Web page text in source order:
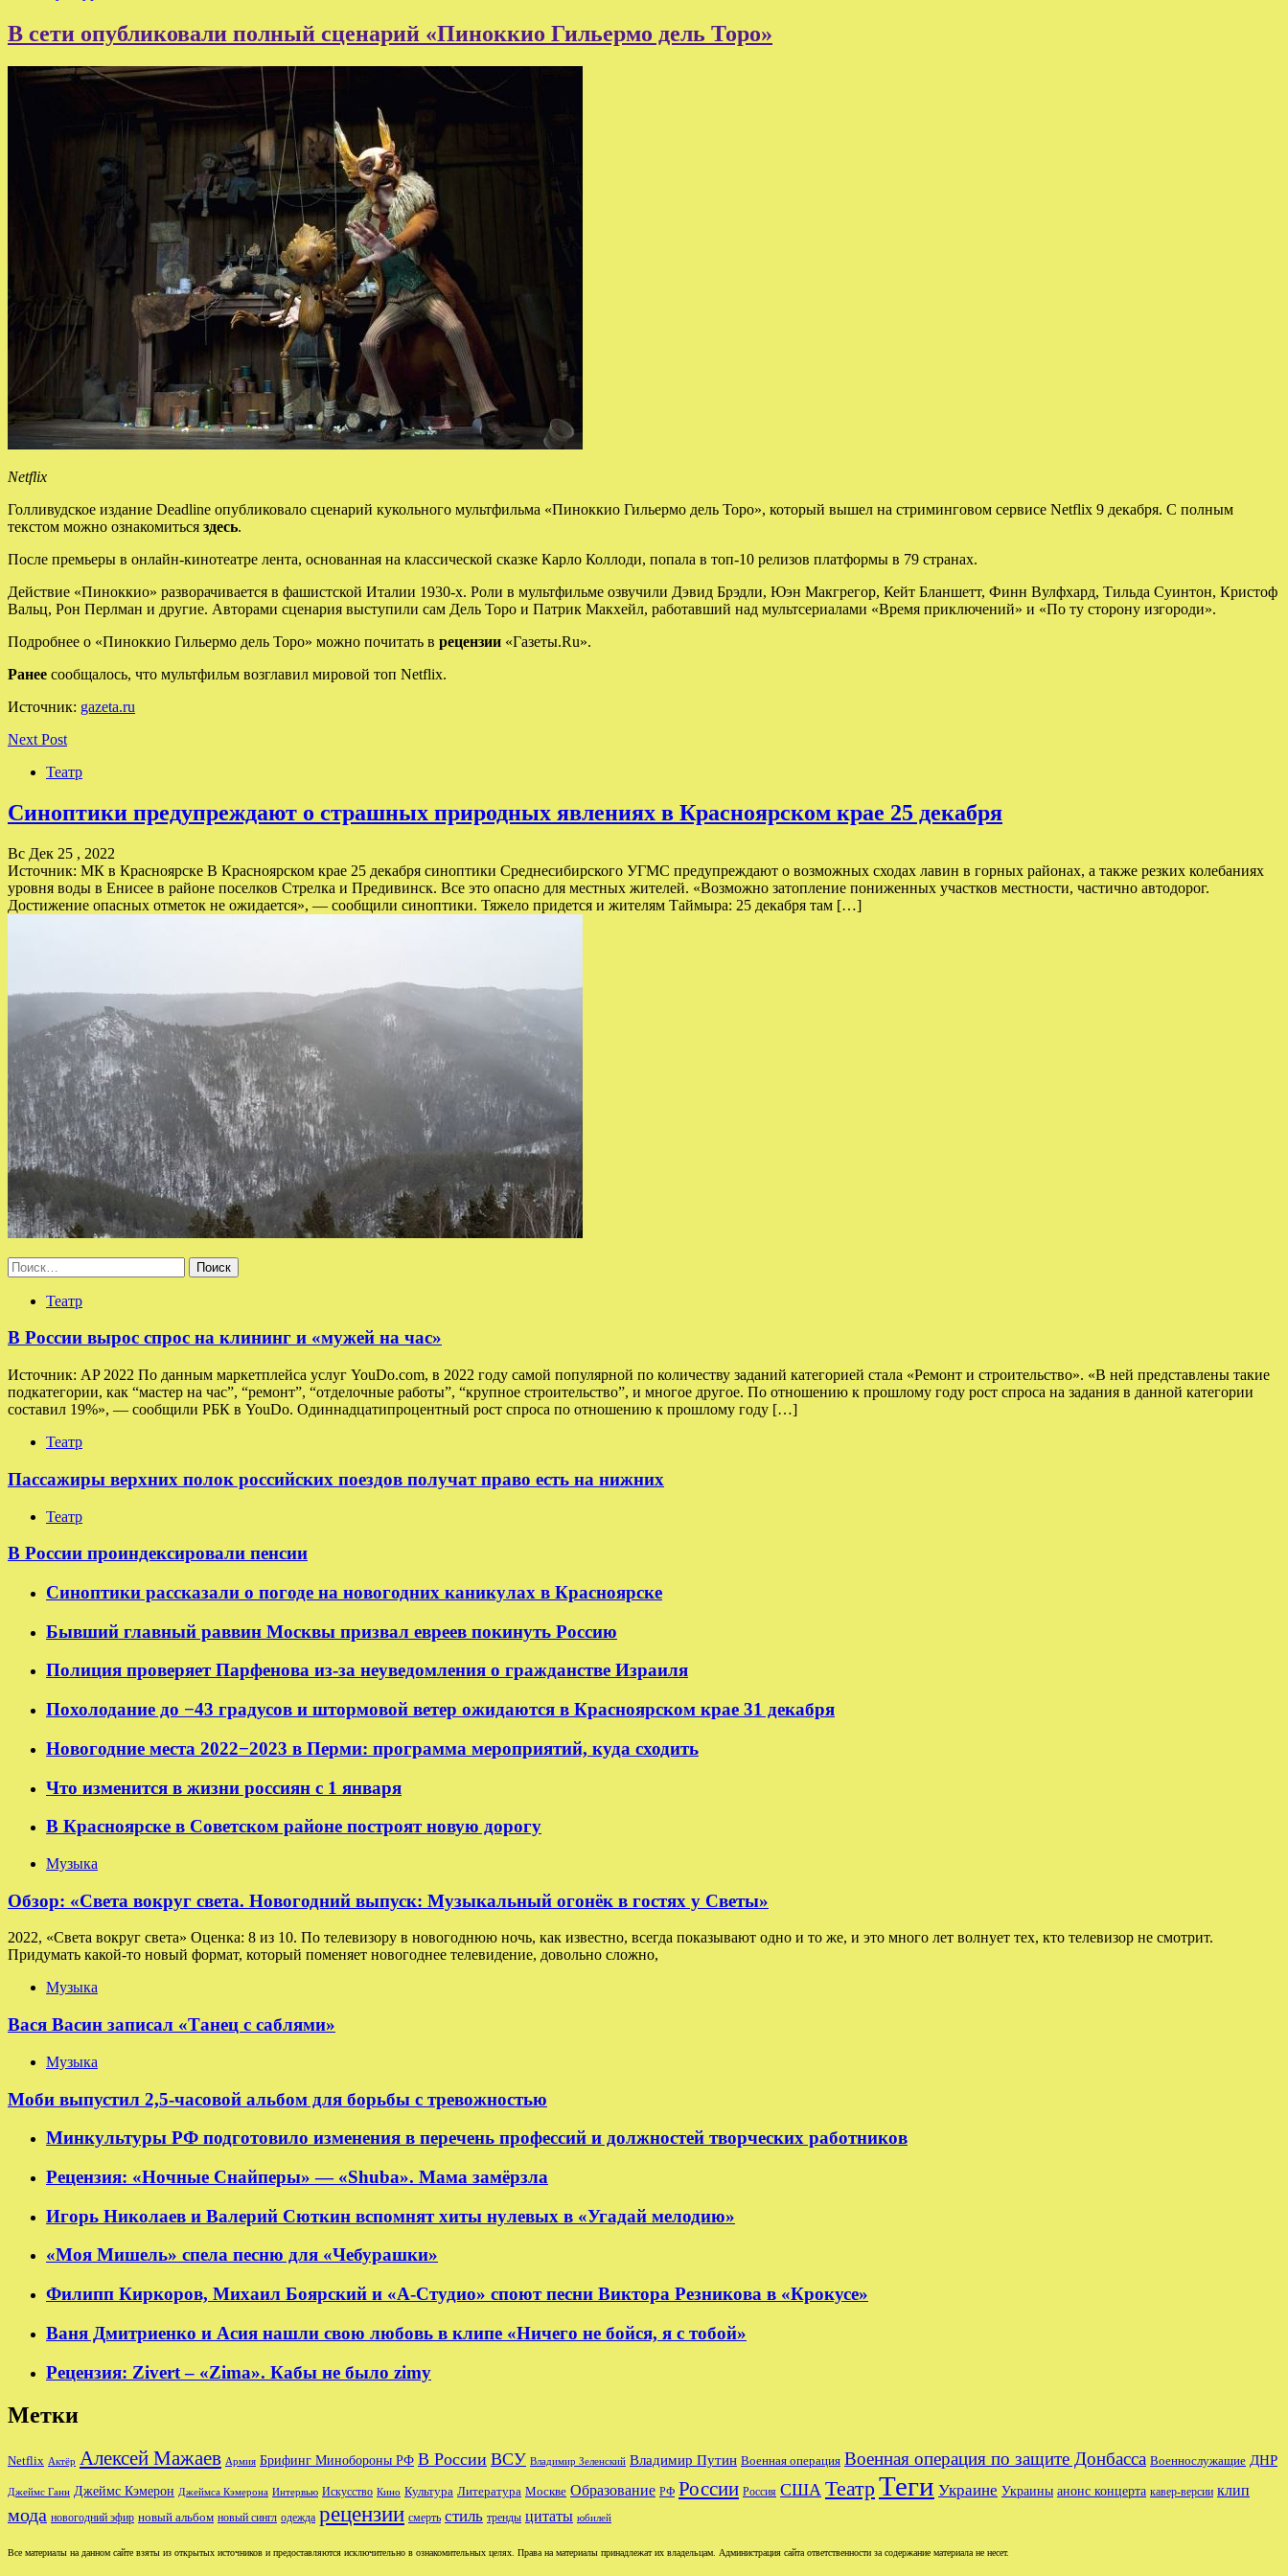
В сети опубликовали полный сценарий «Пиноккио Гильермо дель Торо»
Netflix
Голливудское издание Deadline опубликовало сценарий кукольного мультфильма «Пиноккио Гильермо дель Торо», который вышел на стриминговом сервисе Netflix 9 декабря. С полным
текстом можно ознакомиться здесь.
После премьеры в онлайн-кинотеатре лента, основанная на классической сказке Карло Коллоди, попала в топ-10 релизов платформы в 79 странах.
Действие «Пиноккио» разворачивается в фашистской Италии 1930-х. Роли в мультфильме озвучили Дэвид Брэдли, Юэн Макгрегор, Кейт Бланшетт, Финн Вулфхард, Тильда Суинтон, Кристоф
Вальц, Рон Перлман и другие. Авторами сценария выступили сам Дель Торо и Патрик Макхейл, работавший над мультсериалами «Время приключений» и «По ту сторону изгороди».
Подробнее о «Пиноккио Гильермо дель Торо» можно почитать в рецензии «Газеты.Ru».
Ранее сообщалось, что мультфильм возглавил мировой топ Netflix.
Источник: gazeta.ru
Next Post
Театр
Синоптики предупреждают о страшных природных явлениях в Красноярском крае 25 декабря
Вс Дек 25 , 2022
Источник: МК в Красноярске В Красноярском крае 25 декабря синоптики Среднесибирского УГМС предупреждают о возможных сходах лавин в горных районах, а также резких колебаниях
уровня воды в Енисее в районе поселков Стрелка и Предивинск. Все это опасно для местных жителей. «Возможно затопление пониженных участков местности, частично автодорог.
Достижение опасных отметок не ожидается», — сообщили синоптики. Тяжело придется и жителям Таймыра: 25 декабря там […]
Найти:
Театр
В России вырос спрос на клининг и «мужей на час»
Источник: AP 2022 По данным маркетплейса услуг YouDo.com, в 2022 году самой популярной по количеству заданий категорией стала «Ремонт и строительство». «В ней представлены такие
подкатегории, как “мастер на час”, “ремонт”, “отделочные работы”, “крупное строительство”, и многое другое. По отношению к прошлому году рост спроса на задания в данной категории
составил 19%», — сообщили РБК в YouDo. Одиннадцатипроцентный рост спроса по отношению к прошлому году […]
Театр
Пассажиры верхних полок российских поездов получат право есть на нижних
Театр
В России проиндексировали пенсии
Синоптики рассказали о погоде на новогодних каникулах в Красноярске
Бывший главный раввин Москвы призвал евреев покинуть Россию
Полиция проверяет Парфенова из-за неуведомления о гражданстве Израиля
Похолодание до −43 градусов и штормовой ветер ожидаются в Красноярском крае 31 декабря
Новогодние места 2022−2023 в Перми: программа мероприятий, куда сходить
Что изменится в жизни россиян с 1 января
В Красноярске в Советском районе построят новую дорогу
Музыка
Обзор: «Света вокруг света. Новогодний выпуск: Музыкальный огонёк в гостях у Светы»
2022, «Света вокруг света» Оценка: 8 из 10. По телевизору в новогоднюю ночь, как известно, всегда показывают одно и то же, и это много лет волнует тех, кто телевизор не смотрит.
Придумать какой-то новый формат, который поменяет новогоднее телевидение, довольно сложно,
Музыка
Вася Васин записал «Танец с саблями»
Музыка
Моби выпустил 2,5-часовой альбом для борьбы с тревожностью
Минкультуры РФ подготовило изменения в перечень профессий и должностей творческих работников
Рецензия: «Ночные Снайперы» — «Shuba». Мама замёрзла
Игорь Николаев и Валерий Сюткин вспомнят хиты нулевых в «Угадай мелодию»
«Моя Мишель» спела песню для «Чебурашки»
Филипп Киркоров, Михаил Боярский и «А-Студио» споют песни Виктора Резникова в «Крокусе»
Ваня Дмитриенко и Асия нашли свою любовь в клипе «Ничего не бойся, я с тобой»
Рецензия: Zivert – «Zima». Кабы не было zimy
Метки
Netflix Актёр Алексей Мажаев Армия Брифинг Минобороны РФ В России ВСУ Владимир Зеленский Владимир Путин Военная операция Военная операция по защите Донбасса Военнослужащие ДНР
Джеймс Ганн Джеймс Кэмерон Джеймса Кэмерона Интервью Искусство Кино Культура Литература Москве Образование РФ России Россия США ТеатрТеги Украине Украины анонс концерта кавер-версии клип
мода новогодний эфир новый альбом новый сингл одежда рецензии смерть стиль тренды цитаты юбилей
Все материалы на данном сайте взяты из открытых источников и предоставляются исключительно в ознакомительных целях. Права на материалы принадлежат их владельцам. Администрация сайта ответственности за содержание материала не несет.